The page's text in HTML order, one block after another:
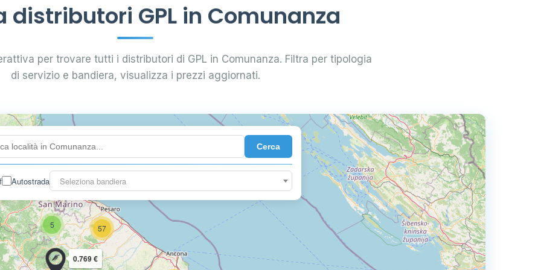
distributori GPL in Comunanza
per trovare tutti i distributori di GPL in Comunanza. Filtra per tipologia
di servizio e bandiera, visualizza i prezzi aggiornati.
Cerca
Autostrada Seleziona bandiera
57
5
0.769 €